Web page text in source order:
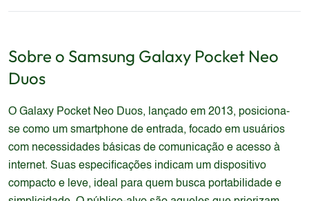
Sobre o Samsung Galaxy Pocket Neo
Duos
O Galaxy Pocket Neo Duos, lançado em 2013, posiciona-
se como um smartphone de entrada, focado em usuários
com necessidades básicas de comunicação e acesso à
internet. Suas especificações indicam um dispositivo
compacto e leve, ideal para quem busca portabilidade e